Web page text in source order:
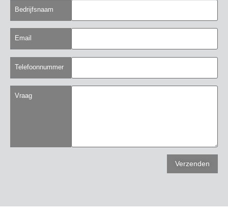
Bedrijfsnaam
Email
Telefoonnummer
Vraag